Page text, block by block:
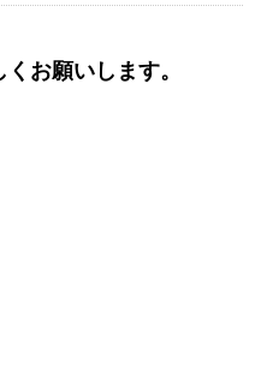
お願いします。